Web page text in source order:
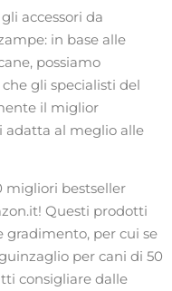
accessori da
in base alle
possiamo
gli specialisti del
il miglior
adatta al meglio alle
migliori bestseller
Questi prodotti
gradimento, per cui se
per cani di 50
consigliare dalle